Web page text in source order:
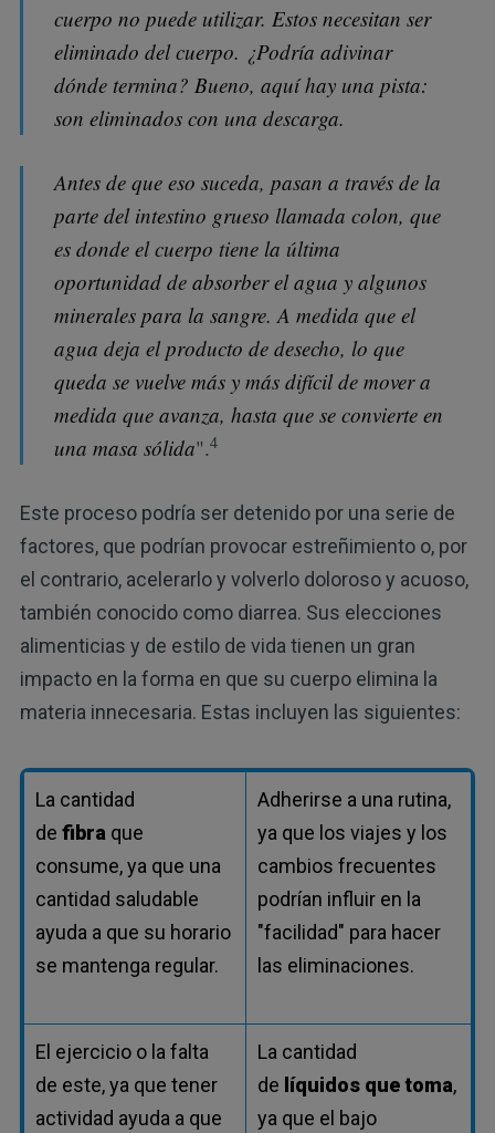
cuerpo no puede utilizar. Estos necesitan ser
eliminado del cuerpo. ¿Podría adivinar
dónde termina? Bueno, aquí hay una pista:
son eliminados con una descarga.
Antes de que eso suceda, pasan a través de la
parte del intestino grueso llamada colon, que
es donde el cuerpo tiene la última
oportunidad de absorber el agua y algunos
minerales para la sangre. A medida que el
agua deja el producto de desecho, lo que
queda se vuelve más y más difícil de mover a
medida que avanza, hasta que se convierte en
una masa sólida".4
Este proceso podría ser detenido por una serie de
factores, que podrían provocar estreñimiento o, por
el contrario, acelerarlo y volverlo doloroso y acuoso,
también conocido como diarrea. Sus elecciones
alimenticias y de estilo de vida tienen un gran
impacto en la forma en que su cuerpo elimina la
materia innecesaria. Estas incluyen las siguientes:
La cantidad
de fibra que
consume, ya que una
cantidad saludable
ayuda a que su horario
se mantenga regular.
Adherirse a una rutina,
ya que los viajes y los
cambios frecuentes
podrían influir en la
"facilidad" para hacer
las eliminaciones.
El ejercicio o la falta
de este, ya que tener
actividad ayuda a que
La cantidad
de líquidos que toma,
ya que el bajo